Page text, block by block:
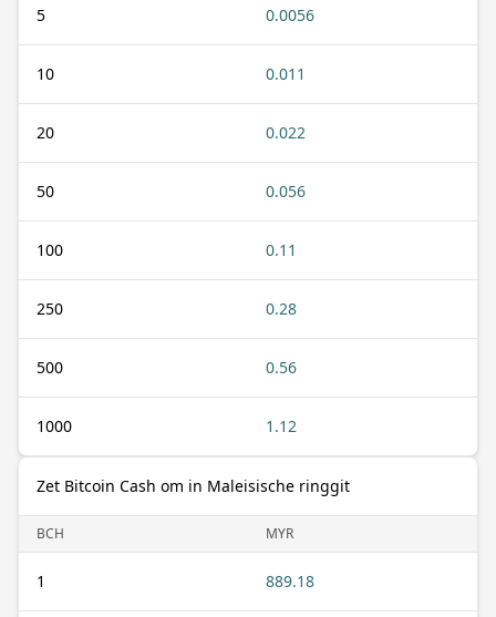
5 0.0056
10 0.011
20 0.022
50 0.056
100 0.11
250 0.28
500 0.56
1000 1.12
Zet Bitcoin Cash om in Maleisische ringgit
BCH MYR
1 889.18